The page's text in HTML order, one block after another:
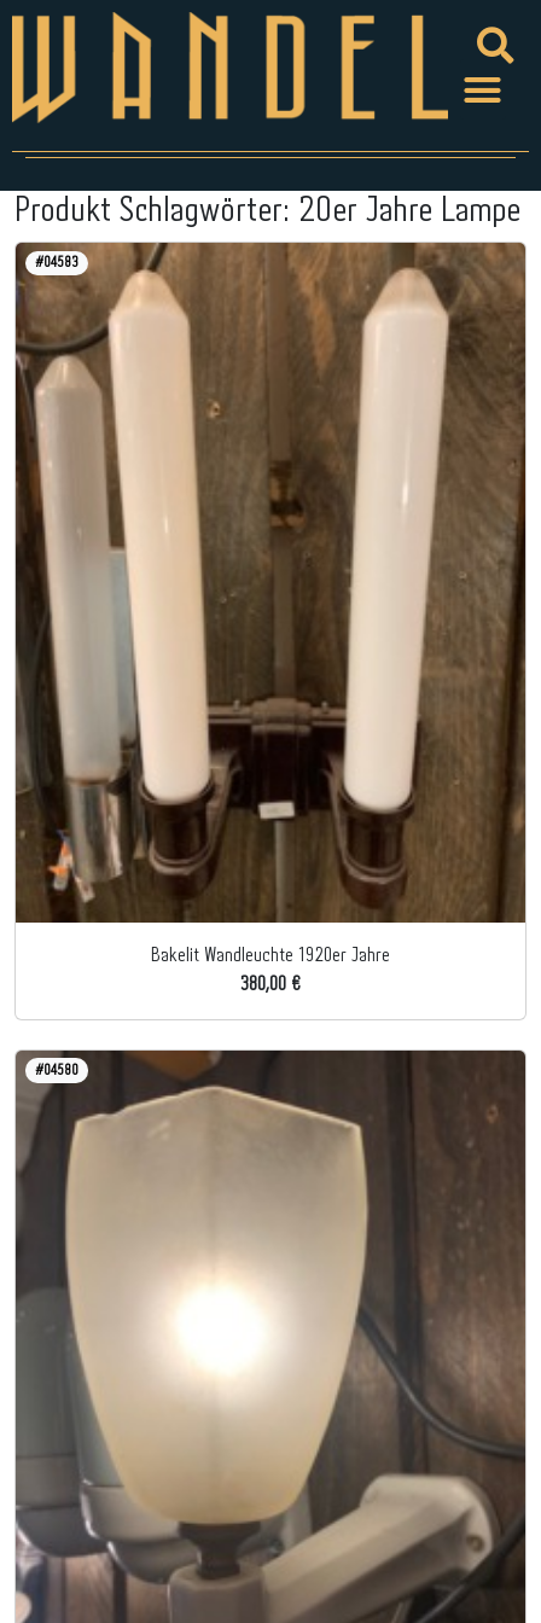
Produkt Schlagwörter: 20er Jahre Lampe
#04583
Bakelit Wandleuchte 1920er Jahre
380,00 €
#04580